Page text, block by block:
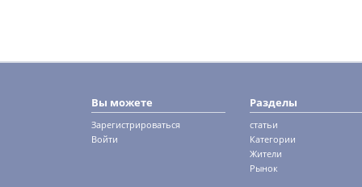
Вы можете
Зарегистрироваться
Войти
Разделы
статьи
Категории
Жители
Рынок